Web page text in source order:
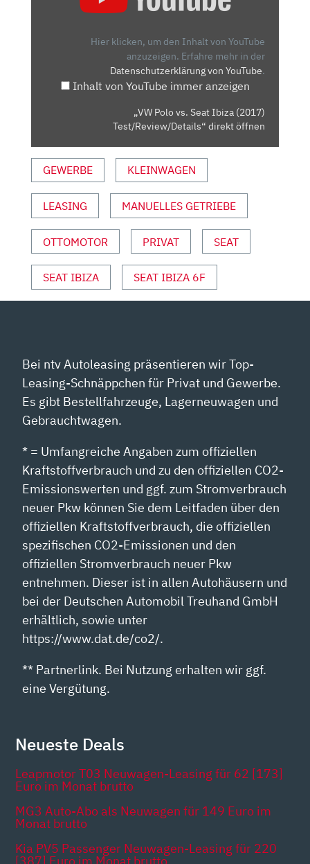
TEST/REVIEW/DETAILS“
Hier klicken, um den Inhalt von YouTube
anzuzeigen. Erfahre mehr in der
Datenschutzerklärung von YouTube.
Inhalt von YouTube immer anzeigen
„VW Polo vs. Seat Ibiza (2017)
Test/Review/Details“ direkt öffnen
GEWERBE KLEINWAGEN
LEASING MANUELLES GETRIEBE
OTTOMOTOR PRIVAT SEAT
SEAT IBIZA SEAT IBIZA 6F
Bei ntv Autoleasing präsentieren wir Top-
Leasing-Schnäppchen für Privat und Gewerbe.
Es gibt Bestellfahrzeuge, Lagerneuwagen und
Gebrauchtwagen.
* = Umfangreiche Angaben zum offiziellen
Kraftstoffverbrauch und zu den offiziellen CO2-
Emissionswerten und ggf. zum Stromverbrauch
neuer Pkw können Sie dem Leitfaden über den
offiziellen Kraftstoffverbrauch, die offiziellen
spezifischen CO2-Emissionen und den
offiziellen Stromverbrauch neuer Pkw
entnehmen. Dieser ist in allen Autohäusern und
bei der Deutschen Automobil Treuhand GmbH
erhältlich, sowie unter
https://www.dat.de/co2/.
** Partnerlink. Bei Nutzung erhalten wir ggf.
eine Vergütung.
Neueste Deals
Leapmotor T03 Neuwagen-Leasing für 62 [173]
Euro im Monat brutto
MG3 Auto-Abo als Neuwagen für 149 Euro im
Monat brutto
Kia PV5 Passenger Neuwagen-Leasing für 220